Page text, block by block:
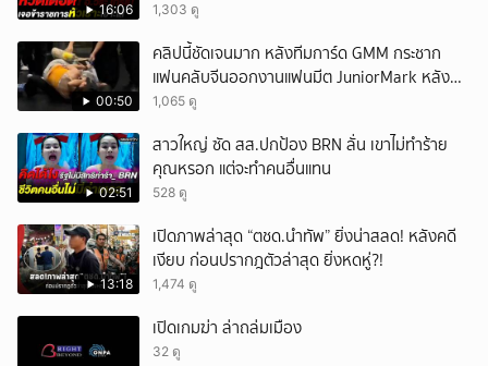
16:06 1,303 ดู
00:50
คลิปนี้ชัดเจนมาก หลังทีมการ์ด GMM กระชาก
แฟนคลับจีนออกงานแฟนมีต JuniorMark หลัง
ฝ่าฝืนกติกาจองคิว
1,065 ดู
02:51
สาวใหญ่ ซัด สส.ปกป้อง BRN ลั่น เขาไม่ทำร้าย
คุณหรอก แต่จะทำคนอื่นแทน
528 ดู
13:18
เปิดภาพล่าสุด “ตชด.นำทัพ” ยิ่งน่าสลด! หลังคดี
เงียบ ก่อนปรากฎตัวล่าสุด ยิ่งหดหู่?!
1,474 ดู
เปิดเกมฆ่า ล่าถล่มเมือง
32 ดู